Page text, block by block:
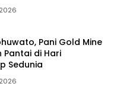
Pani Gold Mine
Pantai di Hari
Sedunia